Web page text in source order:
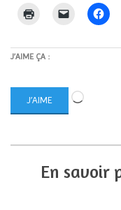
J’AIME ÇA :
J’AIME
En savoir